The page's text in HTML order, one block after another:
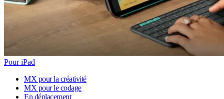
Pour iPad
MX pour la créativité
MX pour le codage
En déplacement